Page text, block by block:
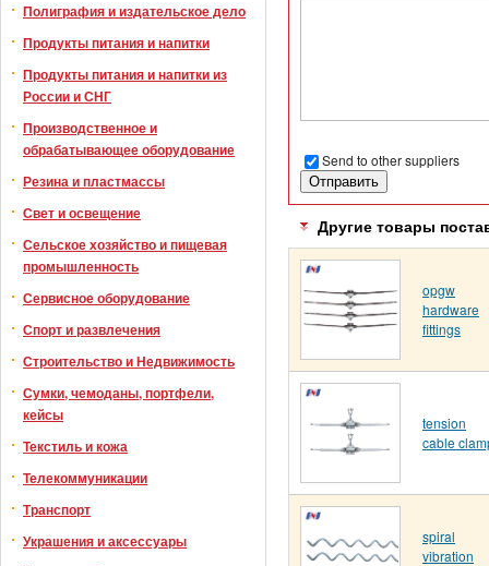
Полиграфия и издательское дело
Продукты питания и напитки
Продукты питания и напитки из
России и СНГ
Производственное и
обрабатывающее оборудование
Резина и пластмассы
Свет и освещение
Сельское хозяйство и пищевая
промышленность
Сервисное оборудование
Спорт и развлечения
Строительство и Недвижимость
Сумки, чемоданы, портфели,
кейсы
Текстиль и кожа
Телекоммуникации
Транспорт
Украшения и аксессуары
Send to other suppliers
Другие товары
opgw
hardware
fittings
tension
cable
spiral
vibration